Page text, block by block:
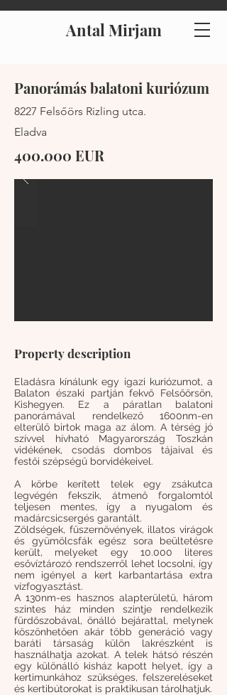
Antal Mirjam
Panorámás balatoni kuriózum
8227 Felsőörs Rizling utca.
Eladva
400.000 EUR
Property description
Eladásra kínálunk egy igazi kuriózumot, a
Balaton északi partján fekvő Felsőörsön,
Kishegyen. Ez a páratlan balatoni
panorámával rendelkező 1600nm-en
elterülő birtok maga az álom. A térség jó
szívvel hívható Magyarország Toszkán
vidékének, csodás dombos tájaival és
festői szépségű borvidékeivel.
A körbe kerített telek egy zsákutca
legvégén fekszik, átmenő forgalomtól
teljesen mentes, így a nyugalom és
madárcsicsergés garantált.
Zöldségek, fűszernövények, illatos virágok
és gyümölcsfák egész sora beültetésre
került, melyeket egy 10.000 literes
esővíztározó rendszerről lehet locsolni, így
nem igényel a kert karbantartása extra
vízfogyasztást.
A 130nm-es hasznos alapterületű, három
szintes ház minden szintje rendelkezik
fürdőszobával, önálló bejárattal, melynek
köszönhetően akár több generáció vagy
baráti társaság külön lakrészként is
használhatja azokat. A telek hátsó részén
egy különálló kisház kapott helyet, így a
kertimunkához szükséges, felszereléseket
és kertibútorokat is praktikusan tárolhatjuk.